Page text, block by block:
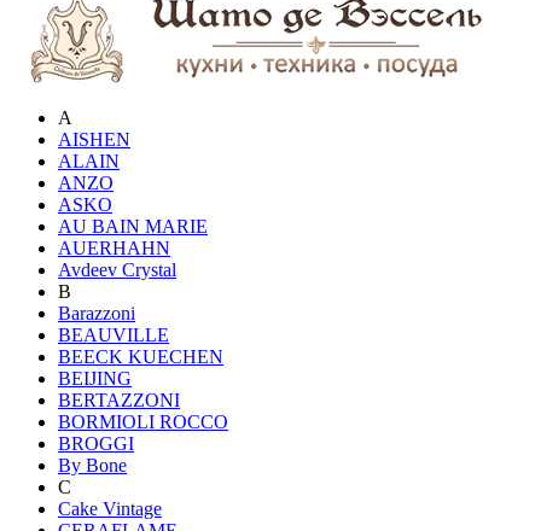
A
AISHEN
ALAIN
ANZO
ASKO
AU BAIN MARIE
AUERHAHN
Avdeev Crystal
B
Barazzoni
BEAUVILLE
BEECK KUECHEN
BEIJING
BERTAZZONI
BORMIOLI ROCCO
BROGGI
By Bone
C
Cake Vintage